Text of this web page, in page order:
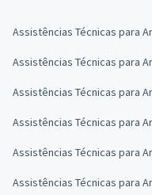
Assistências Técnicas para
Assistências Técnicas para
Assistências Técnicas para
Assistências Técnicas para
Assistências Técnicas para
Assistências Técnicas para